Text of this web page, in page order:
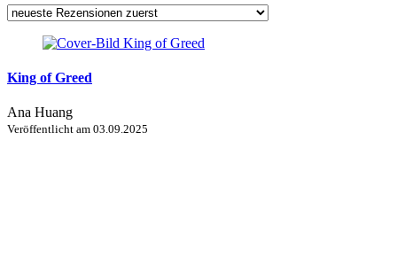
King of Greed
Ana Huang
Veröffentlicht am 03.09.2025